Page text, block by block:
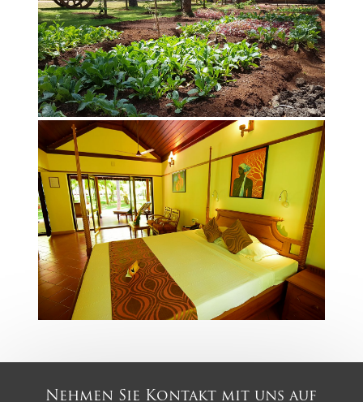
Nehmen Sie Kontakt mit uns auf